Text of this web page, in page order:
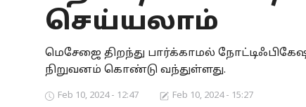
Special Story
செய்யலாம்
மெசேஜை திறந்து பார்க்காமல்
நிறுவனம் கொண்டு வந்துள்ளது.
Feb 10, 2024 - 12:47 Feb 10, 2024 - 15:27